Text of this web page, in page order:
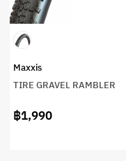
Maxxis
TIRE GRAVEL RAMBLER
฿1,990